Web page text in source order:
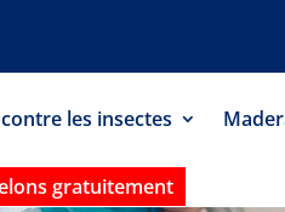
les insectes
gratuitement